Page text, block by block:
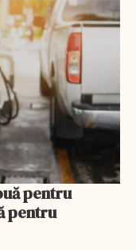
pentru
pentru